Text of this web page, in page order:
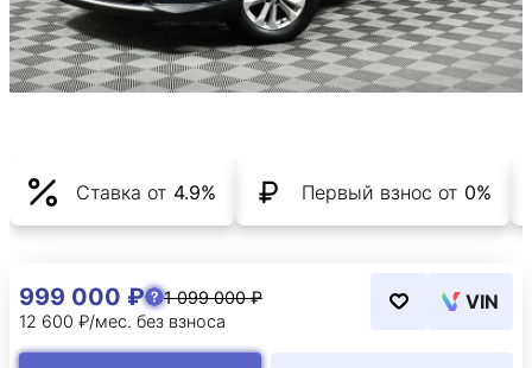
Ставка от 4.9% Первый взнос от 0%
999 000 ₽
1 099 000 ₽
12 600 ₽/мес. без взноса
VIN